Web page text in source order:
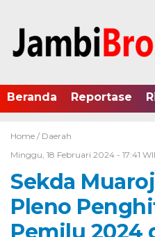
Beranda Reportase
Home / Daerah
Minggu, 18 Februari 2024 - 17:41
Sekda
Pleno
Pemilu 2024